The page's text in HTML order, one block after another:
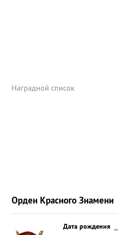
Наградной список
Орден Красного Знамени
Дата рождения